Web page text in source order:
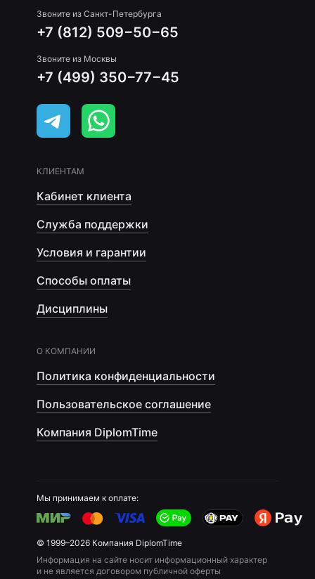
Звоните из Санкт-Петербурга
+7 (812) 509−50−65
Звоните из Москвы
+7 (499) 350−77−45
КЛИЕНТАМ
Кабинет клиента
Служба поддержки
Условия и гарантии
Способы оплаты
Дисциплины
О КОМПАНИИ
Политика конфиденциальности
Пользовательское соглашение
Компания DiplomTime
Мы принимаем к оплате:
© 1999–2026 Компания DiplomTime
Информация на сайте носит информационный характер
и не является договором публичной оферты